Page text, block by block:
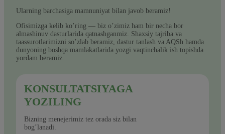
Ularning barchasiga mamnuniyat bilan javob beramiz!
Ofisimizga kelib ko’ring — biz o’zimiz ham bir necha bor
almashinuv dasturlarida qatnashganmiz. Shaxsiy tajriba va
taassurotlarimizni so’zlab beramiz, dastur tanlash va AQSh hamda
dunyoning boshqa mamlakatlarida yozgi vaqtinchalik ish topishda
yordam beramiz.
KONSULTATSIYAGA
YOZILING
Bizning menejerimiz tez orada siz bilan
bog’lanadi.